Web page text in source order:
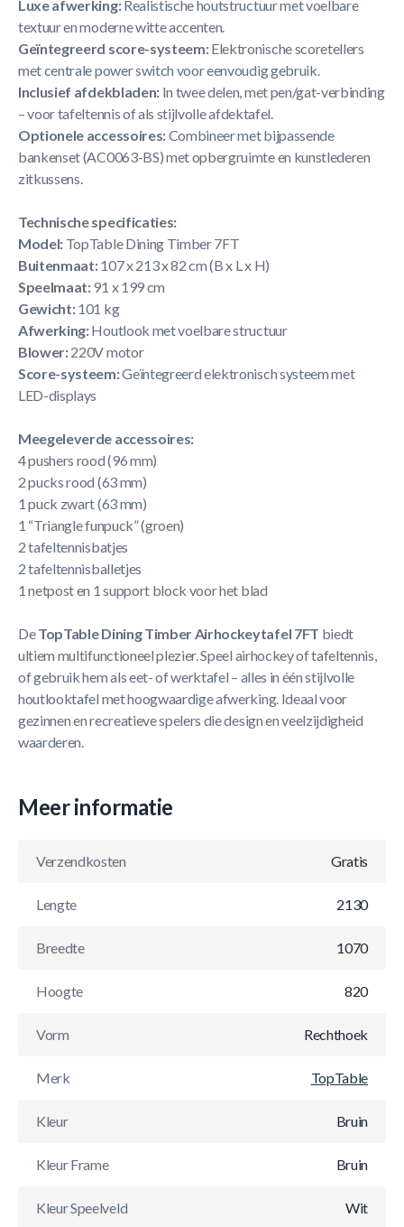
Luxe afwerking:Realistische houtstructuur met voelbare
textuur en moderne witte accenten.
Geïntegreerd score-systeem:Elektronische scoretellers
met centrale power switch voor eenvoudig gebruik.
Inclusief afdekbladen:In twee delen, met pen/gat-verbinding
– voor tafeltennis of als stijlvolle afdektafel.
Optionele accessoires:Combineer met bijpassende
bankenset (AC0063-BS) met opbergruimte en kunstlederen
zitkussens.
Technische specificaties:
Model: TopTable Dining Timber 7FT
Buitenmaat:107 x 213 x 82 cm (B x L x H)
Speelmaat:91 x 199 cm
Gewicht:101 kg
Afwerking:Houtlook met voelbare structuur
Blower:220V motor
Score-systeem:Geïntegreerd elektronisch systeem met
LED-displays
Meegeleverde accessoires:
4 pushers rood (96 mm)
2 pucks rood (63 mm)
1 puck zwart (63 mm)
1 “Triangle funpuck” (groen)
2 tafeltennisbatjes
2 tafeltennisballetjes
1 netpost en 1 support block voor het blad
DeTopTable Dining Timber Airhockeytafel 7FT biedt
ultiem multifunctioneel plezier. Speel airhockey of tafeltennis,
of gebruik hem als eet- of werktafel – alles in één stijlvolle
houtlooktafel met hoogwaardige afwerking. Ideaal voor
gezinnen en recreatieve spelers die design en veelzijdigheid
waarderen.
Meer informatie
Verzendkosten Gratis
Lengte 2130
Breedte 1070
Hoogte 820
Vorm Rechthoek
Merk TopTable
Kleur Bruin
Kleur Frame Bruin
Kleur Speelveld Wit